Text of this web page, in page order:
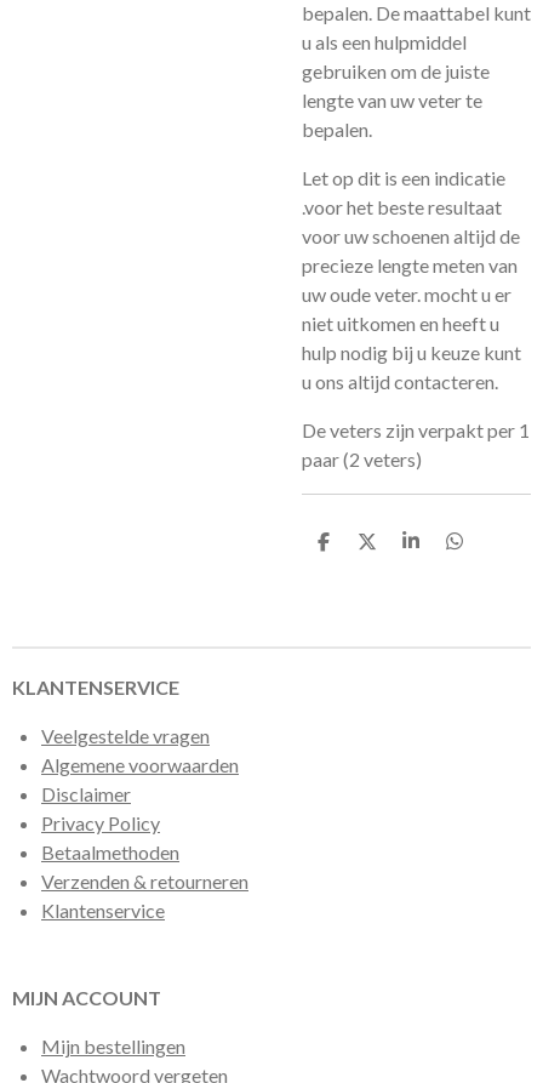
bepalen. De maattabel kunt
u als een hulpmiddel
gebruiken om de juiste
lengte van uw veter te
bepalen.
Let op dit is een indicatie
.voor het beste resultaat
voor uw schoenen altijd de
precieze lengte meten van
uw oude veter. mocht u er
niet uitkomen en heeft u
hulp nodig bij u keuze kunt
u ons altijd contacteren.
De veters zijn verpakt per 1
paar (2 veters)
D
D
S
D
KLANTENSERVICE
Veelgestelde vragen
Algemene voorwaarden
Disclaimer
Privacy Policy
Betaalmethoden
Verzenden & retourneren
Klantenservice
MIJN ACCOUNT
Mijn bestellingen
Wachtwoord vergeten